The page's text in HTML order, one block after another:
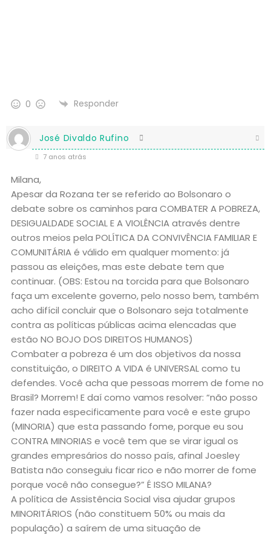
0 Responder
José Divaldo Rufino
7 anos atrás
Milana,
Apesar da Rozana ter se referido ao Bolsonaro o
debate sobre os caminhos para COMBATER A POBREZA,
DESIGUALDADE SOCIAL E A VIOLÊNCIA através dentre
outros meios pela POLÍTICA DA CONVIVÊNCIA FAMILIAR E
COMUNITÁRIA é válido em qualquer momento: já
passou as eleições, mas este debate tem que
continuar. (OBS: Estou na torcida para que Bolsonaro
faça um excelente governo, pelo nosso bem, também
acho difícil concluir que o Bolsonaro seja totalmente
contra as políticas públicas acima elencadas que
estão NO BOJO DOS DIREITOS HUMANOS)
Combater a pobreza é um dos objetivos da nossa
constituição, o DIREITO A VIDA é UNIVERSAL como tu
defendes. Você acha que pessoas morrem de fome no
Brasil? Morrem! E daí como vamos resolver: “não posso
fazer nada especificamente para você e este grupo
(MINORIA) que esta passando fome, porque eu sou
CONTRA MINORIAS e você tem que se virar igual os
grandes empresários do nosso país, afinal Joesley
Batista não conseguiu ficar rico e não morrer de fome
porque você não consegue?” É ISSO MILANA?
A política de Assistência Social visa ajudar grupos
MINORITÁRIOS (não constituem 50% ou mais da
população) a saírem de uma situação de